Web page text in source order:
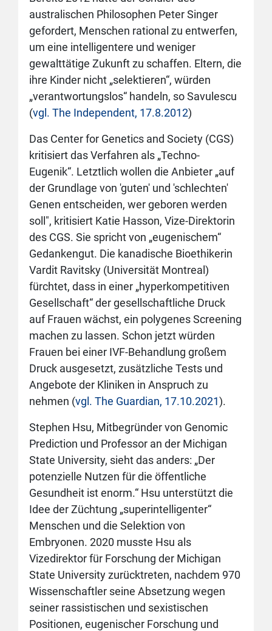
australischen Philosophen Peter Singer
gefordert, Menschen rational zu entwerfen,
um eine intelligentere und weniger
gewalttätige Zukunft zu schaffen. Eltern, die
ihre Kinder nicht „selektieren“, würden
„verantwortungslos“ handeln, so Savulescu
(vgl. The Independent, 17.8.2012)
Das Center for Genetics and Society (CGS)
kritisiert das Verfahren als „Techno-
Eugenik“. Letztlich wollen die Anbieter „auf
der Grundlage von 'guten' und 'schlechten'
Genen entscheiden, wer geboren werden
soll", kritisiert Katie Hasson, Vize-Direktorin
des CGS. Sie spricht von „eugenischem“
Gedankengut. Die kanadische Bioethikerin
Vardit Ravitsky (Universität Montreal)
fürchtet, dass in einer „hyperkompetitiven
Gesellschaft“ der gesellschaftliche Druck
auf Frauen wächst, ein polygenes Screening
machen zu lassen. Schon jetzt würden
Frauen bei einer IVF-Behandlung großem
Druck ausgesetzt, zusätzliche Tests und
Angebote der Kliniken in Anspruch zu
nehmen (vgl. The Guardian, 17.10.2021).
Stephen Hsu, Mitbegründer von Genomic
Prediction und Professor an der Michigan
State University, sieht das anders: „Der
potenzielle Nutzen für die öffentliche
Gesundheit ist enorm.“ Hsu unterstützt die
Idee der Züchtung „superintelligenter“
Menschen und die Selektion von
Embryonen. 2020 musste Hsu als
Vizedirektor für Forschung der Michigan
State University zurücktreten, nachdem 970
Wissenschaftler seine Absetzung wegen
seiner rassistischen und sexistischen
Positionen, eugenischer Forschung und